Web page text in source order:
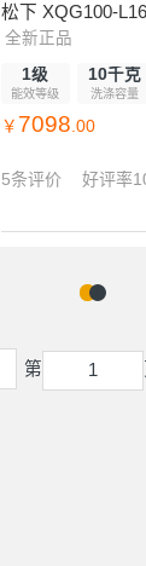
松下 XQG100-
全新正品
1级
能效等级
10千克
洗涤容量
￥ 7098 .00
5条评价 好评率
第
1